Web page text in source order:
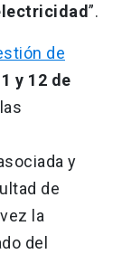
”.
de
y 12 de
y
de
la
del